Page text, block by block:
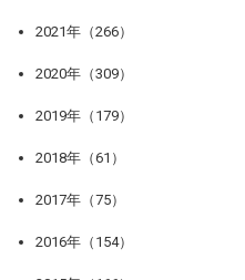
2021年（266）
2020年（309）
2019年（179）
2018年（61）
2017年（75）
2016年（154）